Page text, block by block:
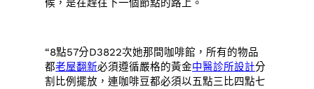
候，是在趕往下一個節點的路上。
“8點57分D3822次她那間咖啡館，所有的物品
都老屋翻新必須遵循嚴格的黃金中醫診所設計分
割比例擺放，連咖啡豆都必須以五點三比四點七